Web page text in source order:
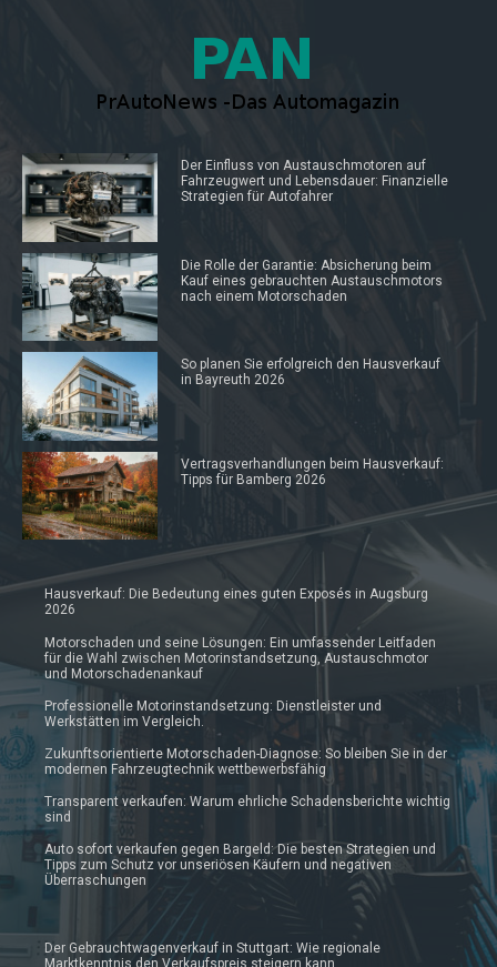
Der Einfluss von Austauschmotoren auf
Fahrzeugwert und Lebensdauer: Finanzielle
Strategien für Autofahrer
Die Rolle der Garantie: Absicherung beim
Kauf eines gebrauchten Austauschmotors
nach einem Motorschaden
So planen Sie erfolgreich den Hausverkauf
in Bayreuth 2026
Vertragsverhandlungen beim Hausverkauf:
Tipps für Bamberg 2026
Hausverkauf: Die Bedeutung eines guten Exposés in Augsburg
2026
Motorschaden und seine Lösungen: Ein umfassender Leitfaden
für die Wahl zwischen Motorinstandsetzung, Austauschmotor
und Motorschadenankauf
Professionelle Motorinstandsetzung: Dienstleister und
Werkstätten im Vergleich.
Zukunftsorientierte Motorschaden-Diagnose: So bleiben Sie in der
modernen Fahrzeugtechnik wettbewerbsfähig
Transparent verkaufen: Warum ehrliche Schadensberichte wichtig
sind
Auto sofort verkaufen gegen Bargeld: Die besten Strategien und
Tipps zum Schutz vor unseriösen Käufern und negativen
Überraschungen
Der Gebrauchtwagenverkauf in Stuttgart: Wie regionale
Marktkenntnis den Verkaufspreis steigern kann